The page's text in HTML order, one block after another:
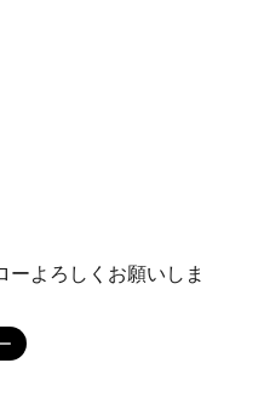
よろしくお願いしま